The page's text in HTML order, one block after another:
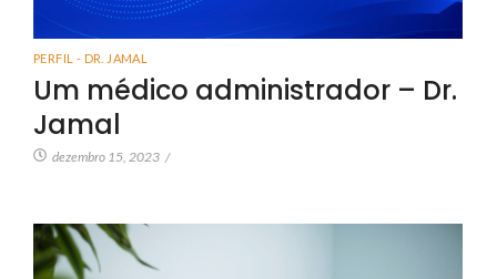
PERFIL - DR. JAMAL
Um médico administrador – Dr.
Jamal
dezembro 15, 2023 /